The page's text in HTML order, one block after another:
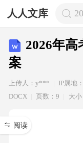
人人文库
2026年
案
上传人：y*** IP属地
DOCX
页数：9 大
阅读